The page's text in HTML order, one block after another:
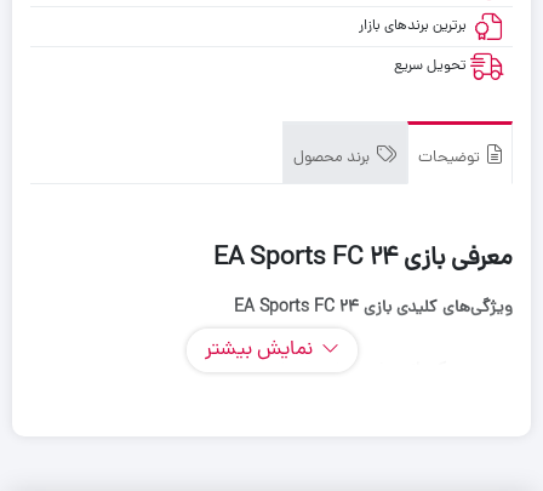
برترین برندهای بازار
تحویل سریع
توضیحات برند محصول
معرفی بازی EA Sports FC 24
ویژگی‌های کلیدی بازی
نمایش بیشتر